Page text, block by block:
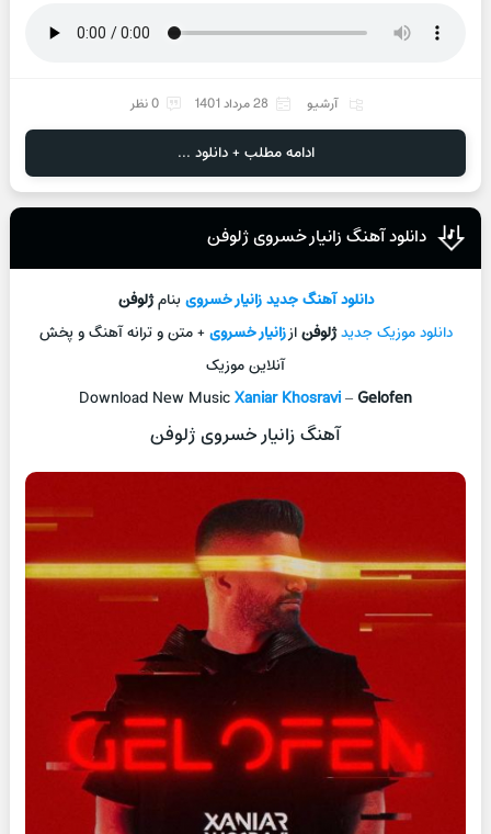
آرشیو 28 مرداد 1401 0 نظر
ادامه مطلب + دانلود ...
دانلود آهنگ زانیار خسروی ژلوفن
دانلود آهنگ جديدزانیار خسرویبنامژلوفن
دانلود موزیک جديدژلوفناززانیار خسروی+ متن و ترانه آهنگ و پخش
آنلاين موزيک
Download New MusicXaniar Khosravi– Gelofen
آهنگ زانیار خسروی ژلوفن